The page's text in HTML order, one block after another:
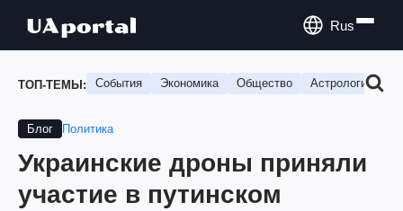
Rus
ТОП-ТЕМЫ: События Экономика Общество Астрология
Блог Политика
Украинские дроны приняли
участие в путинском